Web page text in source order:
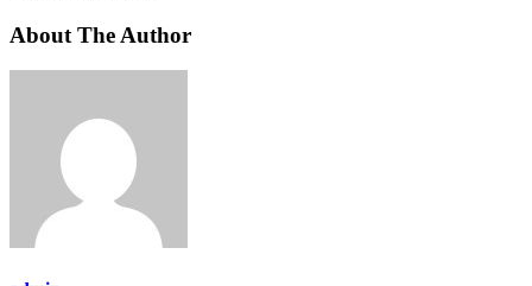
About The Author